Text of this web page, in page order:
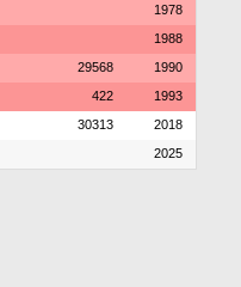
1978
1988
29568 1990
422 1993
30313 2018
2025